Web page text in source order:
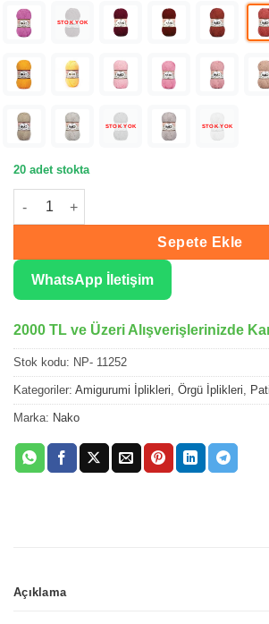
STOK YOK
STOK YOK STOK YOK
20 adet stokta
Nako Pırlanta Marsala Örgü İpliği 11252
Sepete Ekle
WhatsApp İletişim
2000 TL ve Üzeri Alışverişlerinizde
Stok kodu: NP- 11252
Kategoriler: Amigurumi İplikleri, Örgü İplikleri,
Marka: Nako
Açıklama